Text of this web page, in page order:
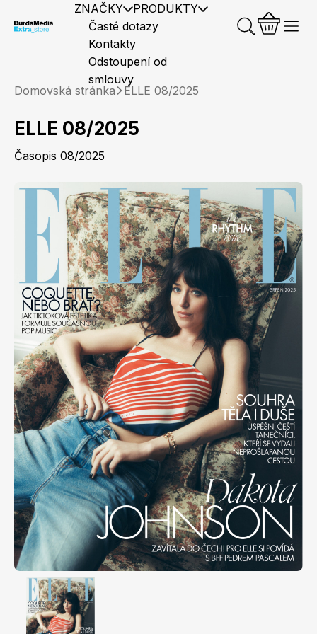
ZNAČKY PRODUKTY
Elle
Marianne
Apetit
Svět ženy
Elle Decoration
Marianne Bydlení
Marianne Venkov & styl
Předplatné časopisů
Knihy Merch
Časté dotazy
Kontakty
Odstoupení od
smlouvy
Domovská stránka
ELLE 08/2025
ELLE 08/2025
Časopis 08/2025